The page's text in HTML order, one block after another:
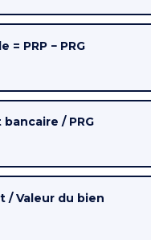
PRP − PRG
/ PRG
/ Valeur du bien